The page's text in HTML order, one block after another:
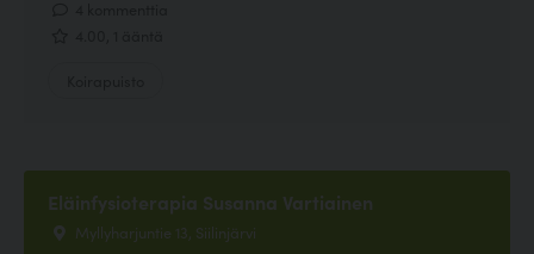
Eläinfysioterapia Susanna Vartiainen
Myllyharjuntie 13, Siilinjärvi